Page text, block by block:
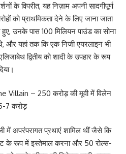
के विपरीत, यह निज़ाम अपनी सादगीपूर्ण
को प्राथमिकता देने के लिए जाना जाता
उनके पास 100 मिलियन पाउंड का सोना
यहां तक ​​कि एक निजी एयरलाइन भी
द्वितीय को शादी के उपहार के रूप
Villain – 250 करोड़ की मूवी में विलेन
7 करोड़
में अपरंपरागत प्रथाएं शामिल थीं जैसे कि
के रूप में इस्तेमाल करना और 50 रोल्स-